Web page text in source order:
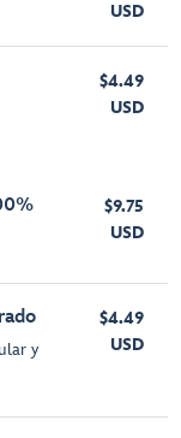
USD
$4.49
USD
$9.75
USD
y
$4.49
USD